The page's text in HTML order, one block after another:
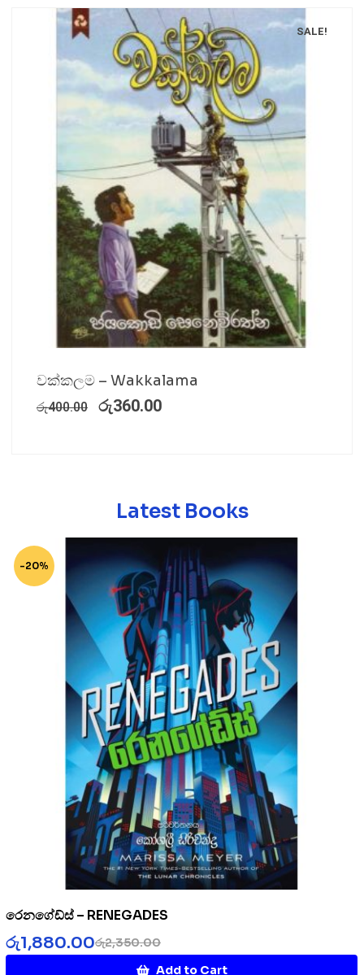
SALE!
වක්කලම – Wakkalama
රු400.00 රු360.00
Latest Books
-20%
රෙනගේඩ්ස් – RENEGADES
රු2,350.00
රු1,880.00
Add to Cart